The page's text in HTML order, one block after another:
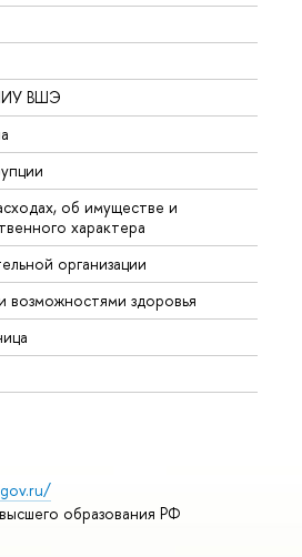
ВШЭ
об имуществе и
характера
организации
здоровья
образования РФ